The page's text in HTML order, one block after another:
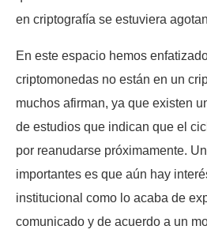
en criptografía se estuviera
En este espacio hemos
criptomonedas no están en un
muchos afirman, ya que existen
de estudios que indican que el
por reanudarse próximamente.
importantes es que aún hay
institucional como lo acaba de
comunicado y de acuerdo a un